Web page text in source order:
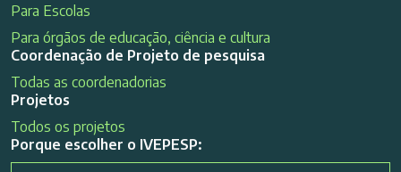
Para Escolas
Para órgãos de educação, ciência e cultura
Coordenação de Projeto de pesquisa
Todas as coordenadorias
Projetos
Todos os projetos
Porque escolher o IVEPESP: